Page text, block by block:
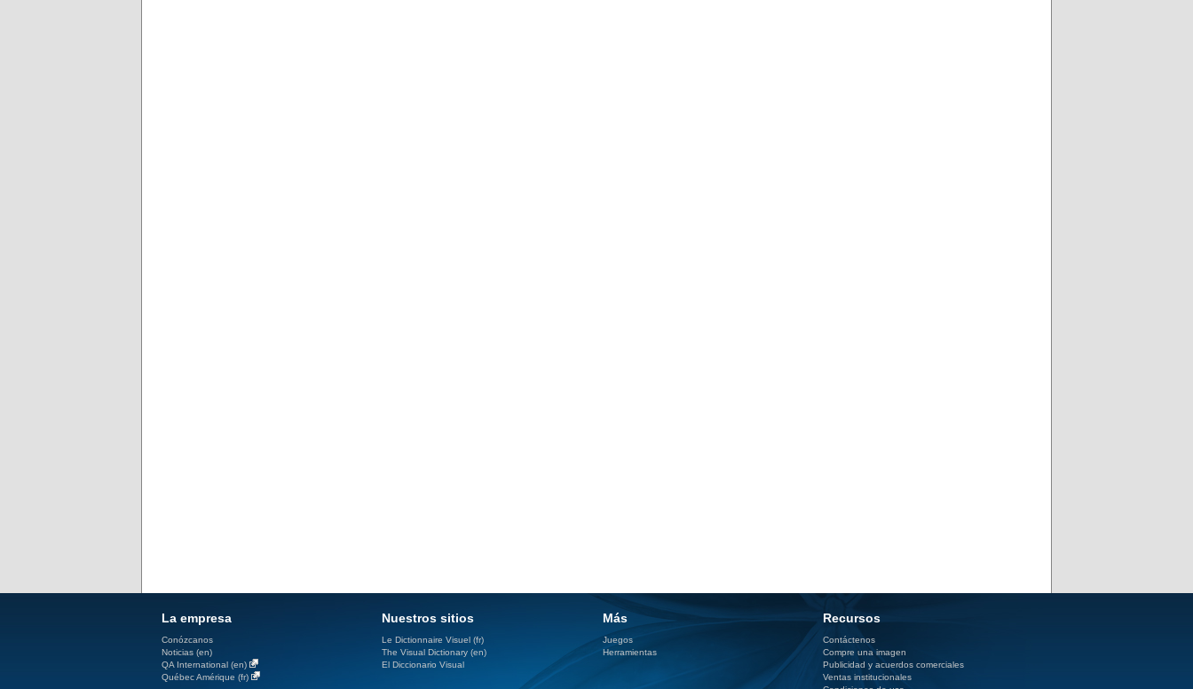
La empresa
Conózcanos
Noticias (en)
QA International (en)
Québec Amérique (fr)
Nuestros sitios
Le Dictionnaire Visuel (fr)
The Visual Dictionary (en)
El Diccionario Visual
Más
Juegos
Herramientas
Recursos
Contáctenos
Compre una imagen
Publicidad y acuerdos comerciales
Ventas institucionales